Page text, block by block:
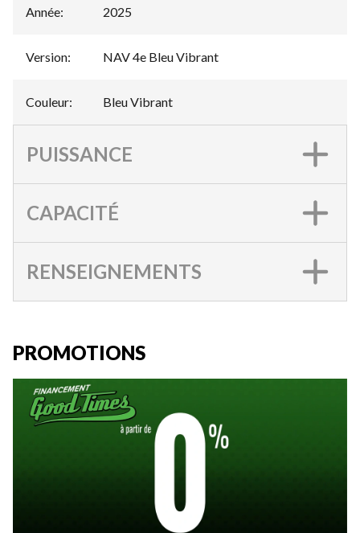
Année: 2025
Version: NAV 4e Bleu Vibrant
Couleur: Bleu Vibrant
PUISSANCE
CAPACITÉ
RENSEIGNEMENTS
PROMOTIONS